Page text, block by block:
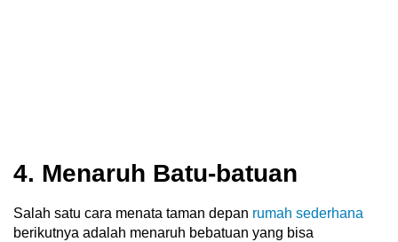
4. Menaruh Batu-batuan
Salah satu cara menata taman depan rumah sederhana
berikutnya adalah menaruh bebatuan yang bisa